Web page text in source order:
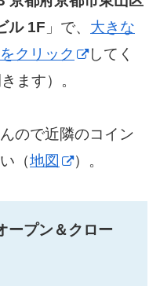
ル 1F 」で、 大きな
クリック
してく
ます）。
ので近隣のコイン
（地図 ）。
ープン＆クロー